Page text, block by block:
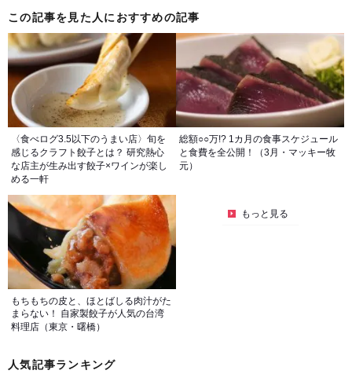
この記事を見た人におすすめの記事
〈食べログ3.5以下のうまい店〉旬を
感じるクラフト餃子とは？ 研究熱心
な店主が生み出す餃子×ワインが楽し
める一軒
総額○○万!? 1カ月の食事スケジュール
と食費を全公開！（3月・マッキー牧
元）
もちもちの皮と、ほとばしる肉汁がた
まらない！ 自家製餃子が人気の台湾
料理店（東京・曙橋）
もっと見る
人気記事ランキング